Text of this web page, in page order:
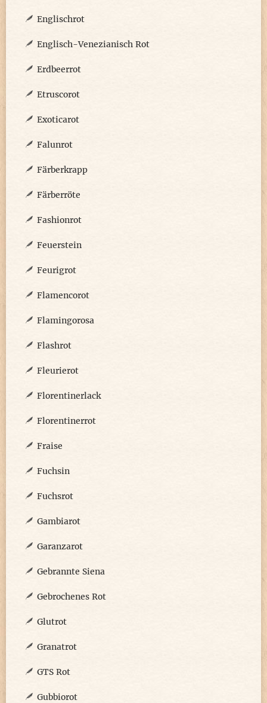
Englischrot
Englisch-Venezianisch Rot
Erdbeerrot
Etruscorot
Exoticarot
Falunrot
Färberkrapp
Färberröte
Fashionrot
Feuerstein
Feurigrot
Flamencorot
Flamingorosa
Flashrot
Fleurierot
Florentinerlack
Florentinerrot
Fraise
Fuchsin
Fuchsrot
Gambiarot
Garanzarot
Gebrannte Siena
Gebrochenes Rot
Glutrot
Granatrot
GTS Rot
Gubbiorot